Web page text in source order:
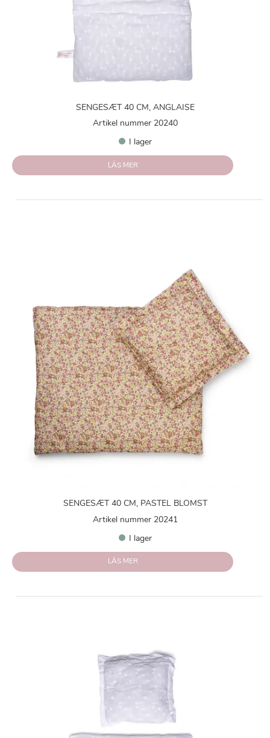
SENGESÆT 40 CM, ANGLAISE
Artikel nummer 20240
I lager
LÄS MER
SENGESÆT 40 CM, PASTEL BLOMST
Artikel nummer 20241
I lager
LÄS MER